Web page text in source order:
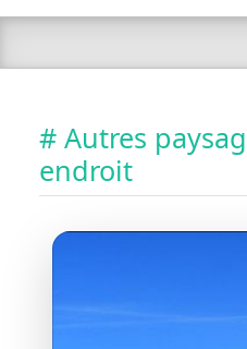
# Autres
endroit